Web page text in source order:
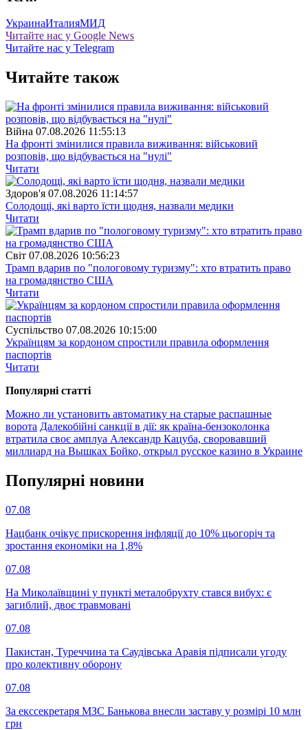
УкраинаИталияМИД
Читайте нас у Google News
Читайте нас у Telegram
Читайте також
Війна 07.08.2026 11:55:13
На фронті змінилися правила виживання: військовий
розповів, що відбувається на "нулі"
Читати
Здоров'я 07.08.2026 11:14:57
Солодощі, які варто їсти щодня, назвали медики
Читати
Свiт 07.08.2026 10:56:23
Трамп вдарив по "пологовому туризму": хто втратить право
на громадянство США
Читати
Суспiльство 07.08.2026 10:15:00
Українцям за кордоном спростили правила оформлення
паспортів
Читати
Популярнi статтi
Можно ли установить автоматику на старые распашные
ворота Далекобійні санкції в дії: як країна-бензоколонка
втратила своє амплуа Александр Кацуба, своровавший
миллиард на Вышках Бойко, открыл русское казино в Украине
Популярнi новини
07.08
Нацбанк очікує прискорення інфляції до 10% цьогоріч та
зростання економіки на 1,8%
07.08
На Миколаївщині у пункті металобрухту стався вибух: є
загиблий, двоє травмовані
07.08
Пакистан, Туреччина та Саудівська Аравія підписали угоду
про колективну оборону
07.08
За екссекретаря МЗС Банькова внесли заставу у розмірі 10 млн
грн